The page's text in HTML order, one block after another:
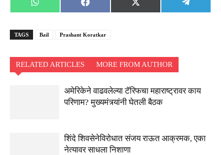
Share
on
WhatsApp
Share
on
Facebook
Share
on
X
(Twitter)
Share
on
TAGS Bail Prashant Koratkar
RELATED ARTICLES MORE FROM AUTHOR
अमेरिकेने वाढवलेल्या टॅरिफचा महाराष्ट्रावर काय
परिणाम? मुख्यमंत्र्यांनी घेतली बैठक
शिंदे शिवसेनेविरोधात संजय राऊत आक्रमक, एका
नेत्यावर साधला निशाणा